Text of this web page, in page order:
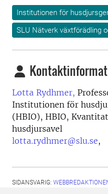
Institutionen för
SLU Nätverk växtförädling
Lotta Rydhmer,
Institutionen för
(HBIO), HBIO,
husdjursavel
lotta.rydhmer@slu.se,
SIDANSVARIG: